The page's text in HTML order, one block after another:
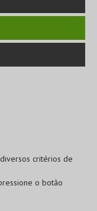
critérios de
o botão